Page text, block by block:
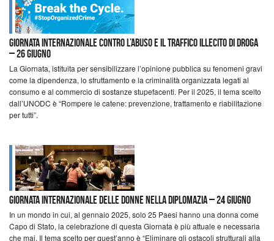
Giornata Internazionale contro l’Abuso e il Traffico Illecito di Droga
– 26 giugno
La Giornata, istituita per sensibilizzare l’opinione pubblica su fenomeni gravi
come la dipendenza, lo sfruttamento e la criminalità organizzata legati al
consumo e al commercio di sostanze stupefacenti. Per il 2025, il tema scelto
dall’UNODC è “Rompere le catene: prevenzione, trattamento e riabilitazione
per tutti”.
Giornata internazionale delle donne nella diplomazia – 24 giugno
In un mondo in cui, al gennaio 2025, solo 25 Paesi hanno una donna come
Capo di Stato, la celebrazione di questa Giornata è più attuale e necessaria
che mai. Il tema scelto per quest’anno è “Eliminare gli ostacoli strutturali alla